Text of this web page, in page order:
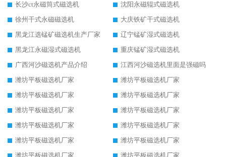
长沙ct永磁筒式磁选机
沈阳永磁辊式磁选机
徐州干式永磁磁选机
大庆铁矿干式磁选机
黑龙江选锰矿磁选机生产厂家
辽宁锰矿湿式磁选机
黑龙江永磁湿式磁选机
重庆锰矿湿式磁选机
广西河沙磁选机产品介绍
江西河沙磁选机里面是强磁吗
潍坊平板磁选机厂家
潍坊平板磁选机厂家
潍坊平板磁选机厂家
潍坊平板磁选机厂家
潍坊平板磁选机厂家
潍坊平板磁选机厂家
潍坊平板磁选机厂家
潍坊平板磁选机厂家
潍坊平板磁选机厂家
潍坊平板磁选机厂家
潍坊平板磁选机厂家
潍坊平板磁选机厂家